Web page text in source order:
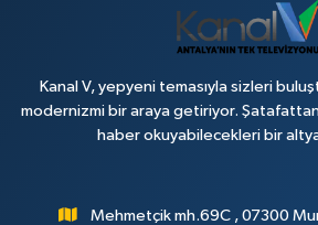
Kanal V, yepyeni temasıyla sizleri
modernizmi bir araya getiriyor. Şatafattan
haber okuyabilecekleri bir
Mehmetçik mh.69C , 07300